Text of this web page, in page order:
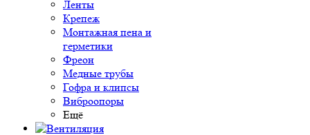
Ленты
Крепеж
Монтажная пена и
герметики
Фреон
Медные трубы
Гофра и клипсы
Виброопоры
Ещё